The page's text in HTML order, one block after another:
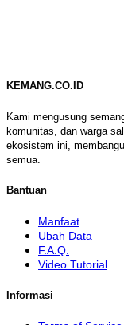
KEMANG.CO.ID
Kami mengusung
komunitas, dan warga
ekosistem ini,
semua.
Bantuan
Manfaat
Ubah Data
F.A.Q.
Video Tutorial
Informasi